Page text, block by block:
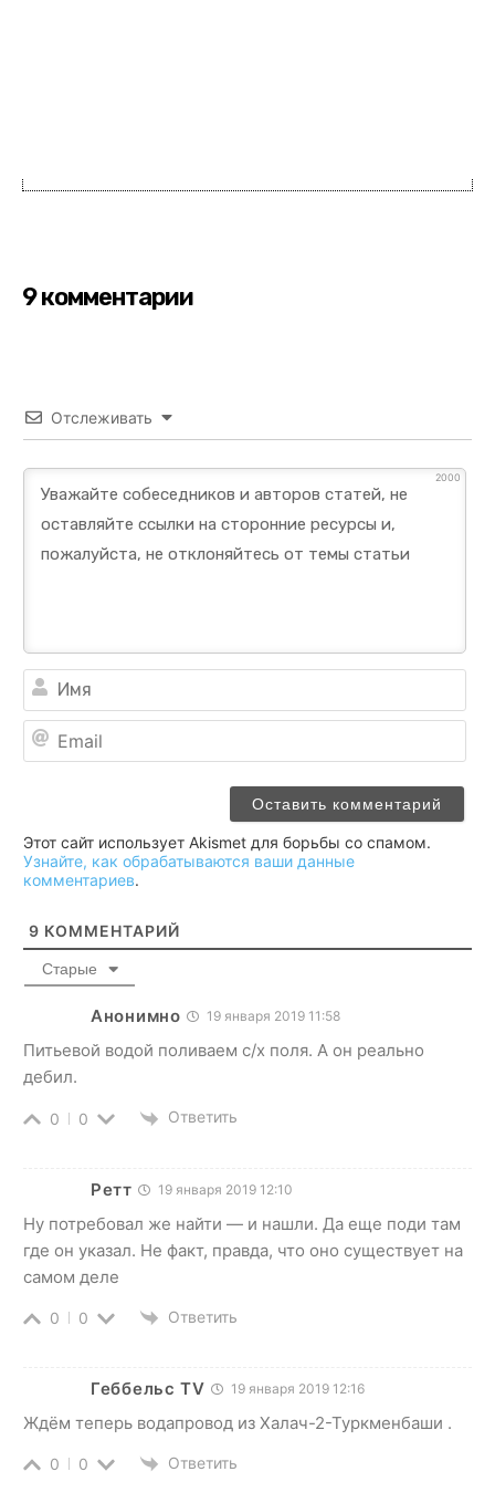
9 комментарии
Отслеживать
2000
Этот сайт использует Akismet для борьбы со спамом.
Узнайте, как обрабатываются ваши данные
комментариев.
9 КОММЕНТАРИЙ
Старые
Анонимно 19 января 2019 11:58
Питьевой водой поливаем с/х поля. А он реально
дебил.
0 0 Ответить
Ретт 19 января 2019 12:10
Ну потребовал же найти — и нашли. Да еще поди там
где он указал. Не факт, правда, что оно существует на
самом деле
0 0 Ответить
Геббельс TV 19 января 2019 12:16
Ждём теперь водапровод из Халач-2-Туркменбаши .
0 0 Ответить